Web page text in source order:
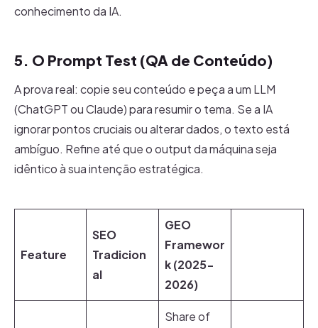
conhecimento da IA.
5. O Prompt Test (QA de Conteúdo)
A prova real: copie seu conteúdo e peça a um LLM
(ChatGPT ou Claude) para resumir o tema. Se a IA
ignorar pontos cruciais ou alterar dados, o texto está
ambíguo. Refine até que o output da máquina seja
idêntico à sua intenção estratégica.
Feature
SEO
Tradicion
al
GEO
Framewor
k (2025-
2026)
Share of